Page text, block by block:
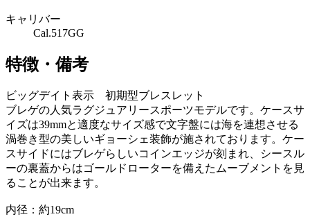
キャリバー
Cal.517GG
特徴・備考
ビッグデイト表示 初期型ブレスレット
ブレゲの人気ラグジュアリースポーツモデルです。ケースサ
イズは39mmと適度なサイズ感で文字盤には海を連想させる
渦巻き型の美しいギョーシェ装飾が施されております。ケー
スサイドにはブレゲらしいコインエッジが刻まれ、シースル
ーの裏蓋からはゴールドローターを備えたムーブメントを見
ることが出来ます。
内径：約19cm